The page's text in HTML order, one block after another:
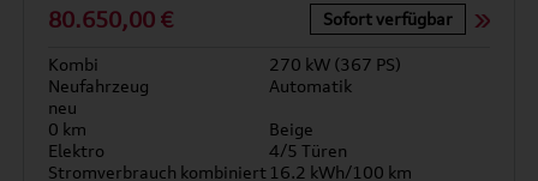
80.650,00 € Sofort verfügbar
Kombi
270 kW (367 PS)
Neufahrzeug
Automatik
neu
0 km
Beige
Elektro
4/5 Türen
Stromverbrauch kombiniert 16.2 kWh/100 km